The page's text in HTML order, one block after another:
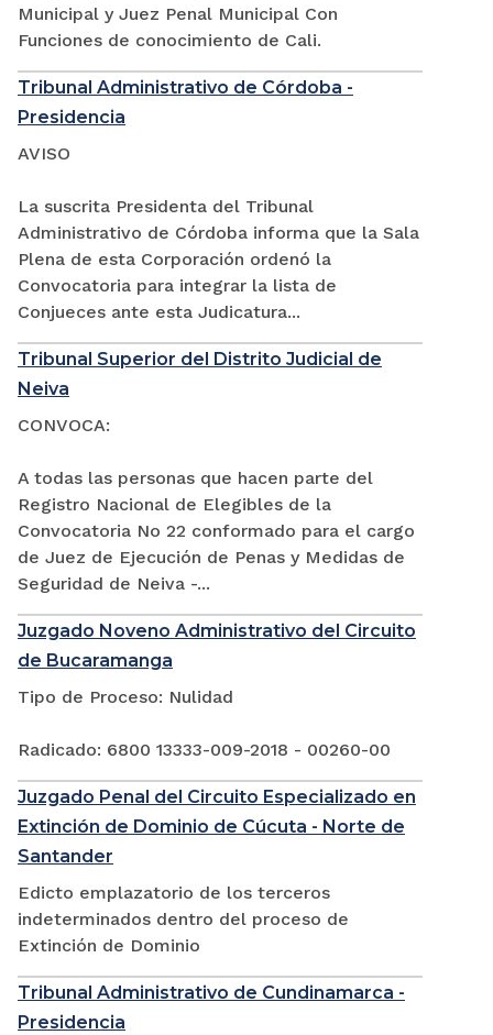
Municipal y Juez Penal Municipal Con
Funciones de conocimiento de Cali.
Tribunal Administrativo de Córdoba -
Presidencia
AVISO
La suscrita Presidenta del Tribunal
Administrativo de Córdoba informa que la Sala
Plena de esta Corporación ordenó la
Convocatoria para integrar la lista de
Conjueces ante esta Judicatura...
Tribunal Superior del Distrito Judicial de
Neiva
CONVOCA:
A todas las personas que hacen parte del
Registro Nacional de Elegibles de la
Convocatoria No 22 conformado para el cargo
de Juez de Ejecución de Penas y Medidas de
Seguridad de Neiva -...
Juzgado Noveno Administrativo del Circuito
de Bucaramanga
Tipo de Proceso: Nulidad
Radicado: 6800 13333-009-2018 - 00260-00
Juzgado Penal del Circuito Especializado en
Extinción de Dominio de Cúcuta - Norte de
Santander
Edicto emplazatorio de los terceros
indeterminados dentro del proceso de
Extinción de Dominio
Tribunal Administrativo de Cundinamarca -
Presidencia